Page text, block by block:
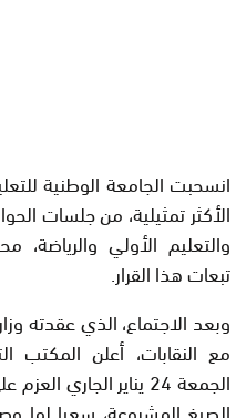
انسحبت الجامعة الوطنية
الأكثر تمثيلية، من جلسات
والتعليم الأولي والرياضة،
تبعات هذا القرار.
وبعد الاجتماع، الذي عقدته
مع النقابات، أعلن المكتب
الجمعة 24 يناير
الصيغ المشروعة، سعيا لما